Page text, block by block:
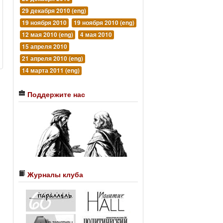
29 декабря 2010 (eng)
19 ноября 2010
19 ноября 2010 (eng)
12 мая 2010 (eng)
4 мая 2010
15 апреля 2010
21 апреля 2010 (eng)
14 марта 2011 (eng)
Поддержите нас
Журналы клуба